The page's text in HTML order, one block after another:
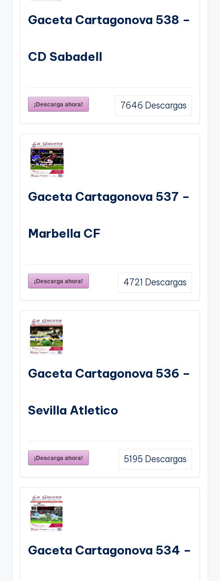
Gaceta Cartagonova 538 –
CD Sabadell
¡Descarga ahora! 7646 Descargas
Gaceta Cartagonova 537 –
Marbella CF
¡Descarga ahora! 4721 Descargas
Gaceta Cartagonova 536 –
Sevilla Atletico
¡Descarga ahora! 5195 Descargas
Gaceta Cartagonova 534 –